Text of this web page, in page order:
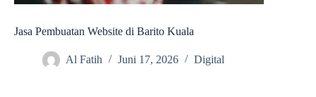
Jasa Pembuatan Website di Barito Kuala
Al Fatih Juni 17, 2026 Digital